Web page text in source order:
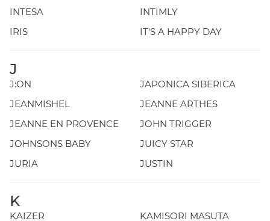
INTESA
INTIMLY
IRIS
IT'S A HAPPY DAY
J
J:ON
JAPONICA SIBERICA
JEANMISHEL
JEANNE ARTHES
JEANNE EN PROVENCE
JOHN TRIGGER
JOHNSONS BABY
JUICY STAR
JURIA
JUSTIN
K
KAIZER
KAMISORI MASUTA